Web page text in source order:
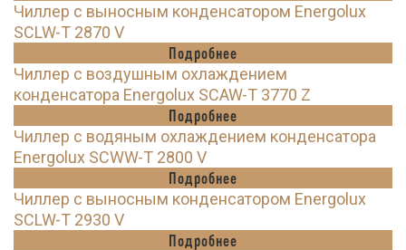
Чиллер с выносным конденсатором Energolux
SCLW-T 2870 V
Подробнее
Чиллер с воздушным охлаждением
конденсатора Energolux SCAW-T 3770 Z
Подробнее
Чиллер с водяным охлаждением конденсатора
Energolux SCWW-T 2800 V
Подробнее
Чиллер с выносным конденсатором Energolux
SCLW-T 2930 V
Подробнее